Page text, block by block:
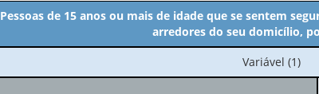
Pessoas de 15 anos ou mais de idade que se sentem
arredores do seu domicílio,
No
cabeçalho:
Variável (1)